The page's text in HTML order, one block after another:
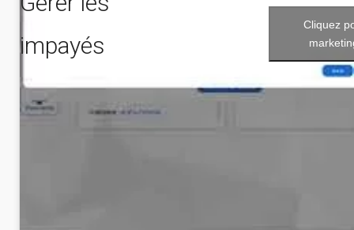
impayés
Cliquez